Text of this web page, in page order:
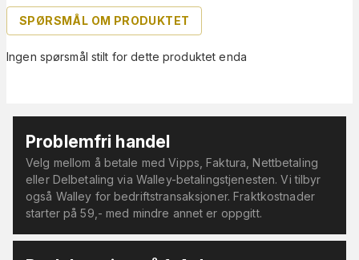
SPØRSMÅL OM PRODUKTET
Ingen spørsmål stilt for dette produktet enda
Problemfri handel
Velg mellom å betale med Vipps, Faktura, Nettbetaling
eller Delbetaling via Walley-betalingstjenesten. Vi tilbyr
også Walley for bedriftstransaksjoner. Fraktkostnader
starter på 59,- med mindre annet er oppgitt.